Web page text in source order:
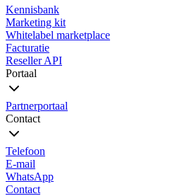
Kennisbank
Marketing kit
Whitelabel marketplace
Facturatie
Reseller API
Portaal
Partnerportaal
Contact
Telefoon
E-mail
WhatsApp
Contact